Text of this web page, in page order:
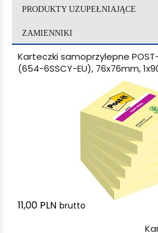
PRODUKTY UZUPEŁNIAJĄCE
ZAMIENNIKI
Karteczki samoprzylepne
(654-6SSCY-EU), 76x76mm,
11,00 PLN brutto